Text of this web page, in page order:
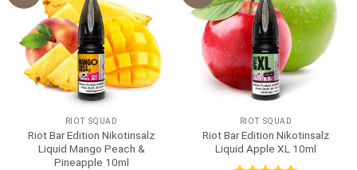
RIOT SQUAD
Riot Bar Edition Nikotinsalz
Liquid Mango Peach &
Pineapple 10ml
RIOT SQUAD
Riot Bar Edition Nikotinsalz
Liquid Apple XL 10ml